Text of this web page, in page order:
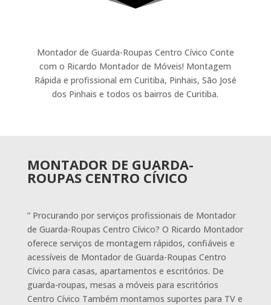
Montador de Guarda-Roupas Centro Cívico Conte
com o Ricardo Montador de Móveis! Montagem
Rápida e profissional em Curitiba, Pinhais, São José
dos Pinhais e todos os bairros de Curitiba.
MONTADOR DE GUARDA-
ROUPAS CENTRO CÍVICO
” Procurando por serviços profissionais de Montador
de Guarda-Roupas Centro Cívico? O Ricardo Montador
oferece serviços de montagem rápidos, confiáveis e
acessíveis de Montador de Guarda-Roupas Centro
Cívico para casas, apartamentos e escritórios. De
guarda-roupas, mesas a móveis para escritórios
Centro Cívico Também montamos suportes para TV e